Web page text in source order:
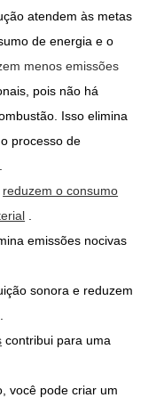
atendem às metas
de energia e o
menos emissões
pois não há
Isso elimina
processo de
reduzem o consumo
emissões nocivas
sonora e reduzem
contribui para uma
você pode criar um